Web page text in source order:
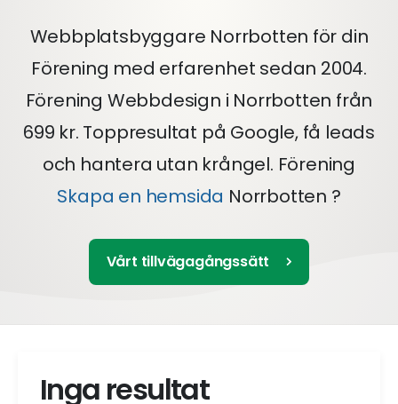
Webbplatsbyggare Norrbotten för din
Förening med erfarenhet sedan 2004.
Förening Webbdesign i Norrbotten från
699 kr. Toppresultat på Google, få leads
och hantera utan krångel. Förening
Skapa en hemsida Norrbotten ?
Vårt tillvägagångssätt
Inga resultat